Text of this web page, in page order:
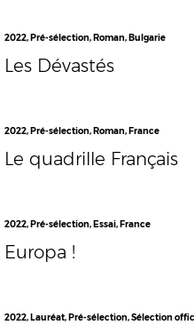
2022,Pré-sélection,Roman,Bulgarie
Les Dévastés
2022,Pré-sélection,Roman,France
Le quadrille Français
2022,Pré-sélection,Essai,France
Europa !
2022,Lauréat,Pré-sélection,Sélection